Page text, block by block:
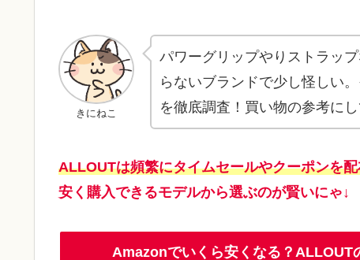
きにねこ
パワーグリップやりストラッ
らないブランドで少し怪しい
を徹底調査！買い物の参考に
ALLOUTは頻繁にタイムセールやクーポンを
安く購入できるモデルから選ぶのが賢いにゃ↓
Amazonでいくら安くなる？ALLOUT